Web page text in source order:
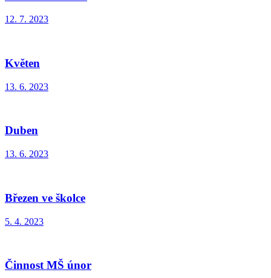
12. 7. 2023
Květen
13. 6. 2023
Duben
13. 6. 2023
Březen ve školce
5. 4. 2023
Činnost MŠ únor